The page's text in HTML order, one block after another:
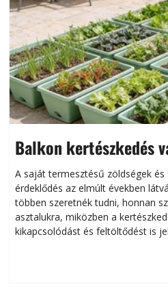
Balkon kertészkedés
Helytakarékos
A saját termesztésű zöldségek
érdeklődés az elmúlt években
többen szeretnék tudni, honnan
asztalukra, miközben a
kikapcsolódást és feltöltődést is